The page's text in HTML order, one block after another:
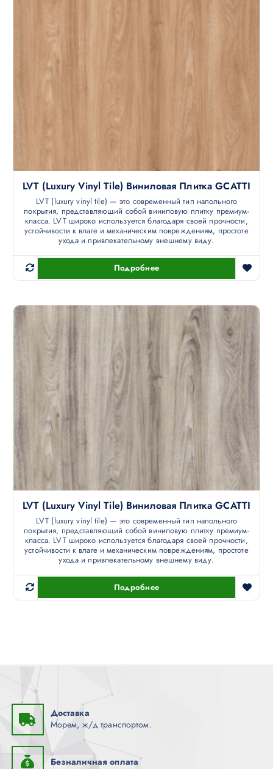
LVT (luxury Vinyl Tile) Виниловая Плитка GCATTI
LVT (luxury vinyl tile) — это современный тип напольного
покрытия, представляющий собой виниловую плитку премиум-
класса. LVT широко используется благодаря своей прочности,
устойчивости к влаге и механическим повреждениям, простоте
ухода и привлекательному внешнему виду.
Подробнее
LVT (luxury Vinyl Tile) Виниловая Плитка GCATTI
LVT (luxury vinyl tile) — это современный тип напольного
покрытия, представляющий собой виниловую плитку премиум-
класса. LVT широко используется благодаря своей прочности,
устойчивости к влаге и механическим повреждениям, простоте
ухода и привлекательному внешнему виду.
Подробнее
Доставка
Морем, ж/д транспортом.
Безналичная оплата